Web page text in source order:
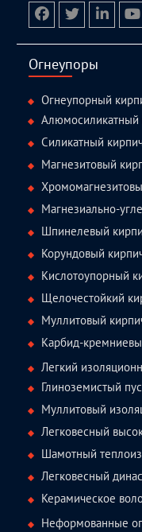
Огнеупоры
Огнеупорный
Алюмосиликатный
Силикатный
Магнезитовый
Магнезиально-
Шпинелевый
Корундовый
Кислотоупорный
Щелочестойкий
Муллитовый
Карбид-
Легкий
Глиноземистый
Муллитовый
Легковесный
Шамотный
Легковесный
Керамическое
Неформованные